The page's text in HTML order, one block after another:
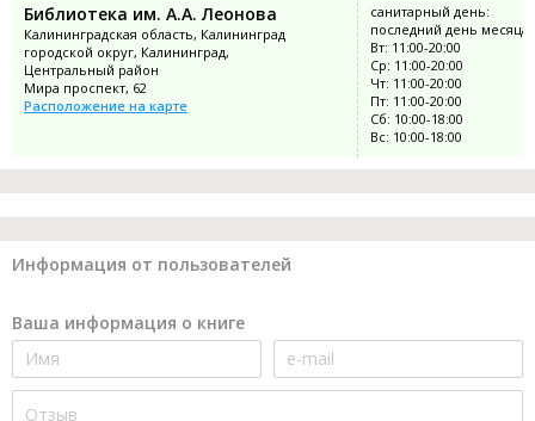
Библиотека им. А.А. Леонова
Калининградская область, Калининград
городской округ, Калининград,
Центральный район
Мира проспект, 62
Расположение на карте
санитарный день:
последний день месяца
Вт: 11:00-20:00
Ср: 11:00-20:00
Чт: 11:00-20:00
Пт: 11:00-20:00
Сб: 10:00-18:00
Вс: 10:00-18:00
Информация от пользователей
Ваша информация о книге